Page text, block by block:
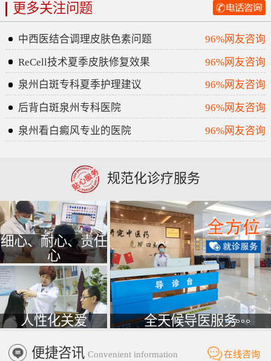
更多关注问题
中西医结合调理皮肤色素问题
96%网友咨询
ReCell技术夏季皮肤修复效果
96%网友咨询
泉州白斑专科夏季护理建议
96%网友咨询
后背白斑泉州专科医院
96%网友咨询
泉州看白癜风专业的医院
96%网友咨询
规范化诊疗服务
细心、耐心、责任
心
人性化关爱 全天候导医服务
便捷咨讯 Convenient information 在线咨询